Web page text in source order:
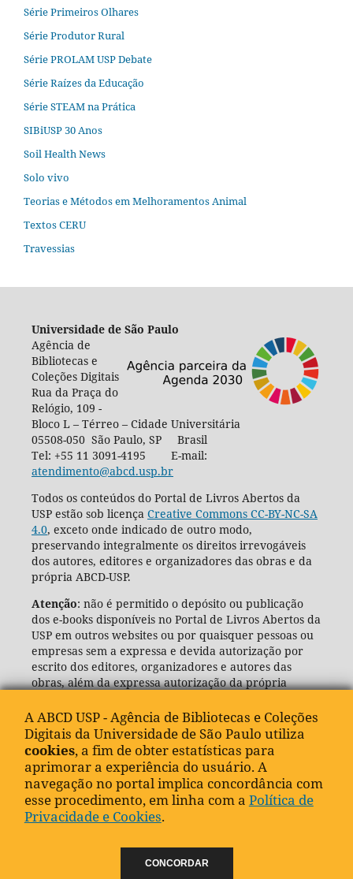
Série Primeiros Olhares
Série Produtor Rural
Série PROLAM USP Debate
Série Raízes da Educação
Série STEAM na Prática
SIBiUSP 30 Anos
Soil Health News
Solo vivo
Teorias e Métodos em Melhoramentos Animal
Textos CERU
Travessias
Universidade de São Paulo
Agência de
Bibliotecas e
Coleções Digitais
Rua da Praça do
Relógio, 109 -
Bloco L – Térreo – Cidade Universitária
05508-050 São Paulo, SP Brasil
Tel: +55 11 3091-4195 E-mail:
atendimento@abcd.usp.br
Todos os conteúdos do Portal de Livros Abertos da
USP estão sob licença Creative Commons CC-BY-NC-SA
4.0, exceto onde indicado de outro modo,
preservando integralmente os direitos irrevogáveis
dos autores, editores e organizadores das obras e da
própria ABCD-USP.
Atenção: não é permitido o depósito ou publicação
dos e-books disponíveis no Portal de Livros Abertos da
USP em outros websites ou por quaisquer pessoas ou
empresas sem a expressa e devida autorização por
escrito dos editores, organizadores e autores das
obras, além da expressa autorização da própria
(ABCD-USP).
A ABCD USP - Agência de Bibliotecas e Coleções
Digitais da Universidade de São Paulo utiliza
cookies, a fim de obter estatísticas para
aprimorar a experiência do usuário. A
navegação no portal implica concordância com
esse procedimento, em linha com a Política de
Privacidade e Cookies.
CONCORDAR